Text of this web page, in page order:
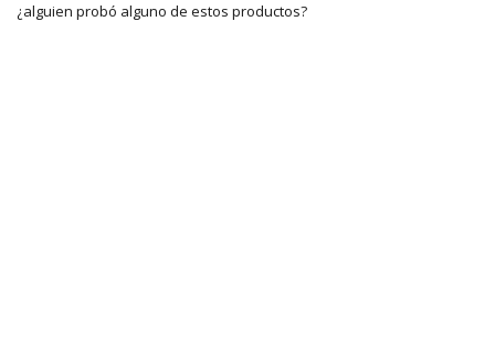
¿alguien probó alguno de estos productos?